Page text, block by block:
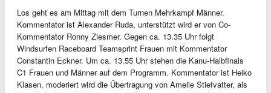
Los geht es am Mittag mit dem Turnen Mehrkampf Männer.
Kommentator ist Alexander Ruda, unterstützt wird er von Co-
Kommentator Ronny Ziesmer. Gegen ca. 13.35 Uhr folgt
Windsurfen Raceboard Teamsprint Frauen mit Kommentator
Constantin Eckner. Um ca. 13.55 Uhr stehen die Kanu-Halbfinals
C1 Frauen und Männer auf dem Programm. Kommentator ist Heiko
Klasen, moderiert wird die Übertragung von Amelie Stiefvatter, als